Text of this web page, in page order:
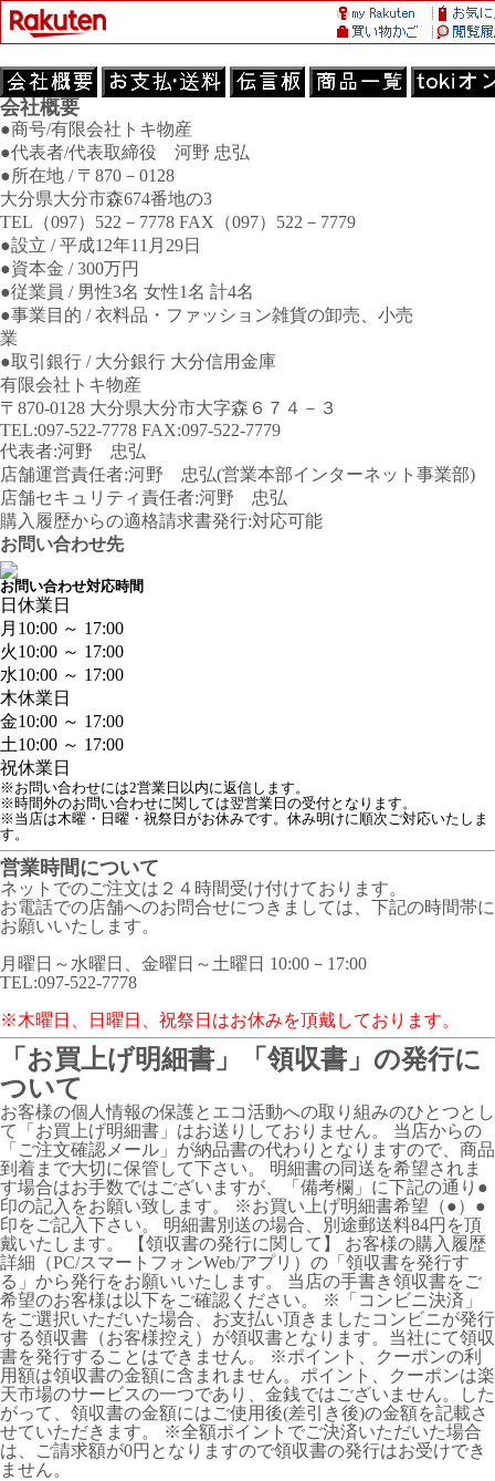
会社概要
●商号/有限会社トキ物産
●代表者/代表取締役 河野 忠弘
●所在地 / 〒870－0128
大分県大分市森674番地の3
TEL（097）522－7778 FAX（097）522－7779
●設立 / 平成12年11月29日
●資本金 / 300万円
●従業員 / 男性3名 女性1名 計4名
●事業目的 / 衣料品・ファッション雑貨の卸売、小売
業
●取引銀行 / 大分銀行 大分信用金庫
有限会社トキ物産
〒870-0128 大分県大分市大字森６７４－３
TEL:097-522-7778 FAX:097-522-7779
代表者:河野 忠弘
店舗運営責任者:河野 忠弘(営業本部インターネット事業部)
店舗セキュリティ責任者:河野 忠弘
購入履歴からの適格請求書発行:対応可能
お問い合わせ先
お問い合わせ対応時間
日 休業日
月 10:00 ～ 17:00
火10:00 ～ 17:00
水10:00 ～ 17:00
木休業日
金10:00 ～ 17:00
土10:00 ～ 17:00
祝休業日
※お問い合わせには2営業日以内に返信します。
※時間外のお問い合わせに関しては翌営業日の受付となります。
※当店は木曜・日曜・祝祭日がお休みです。休み明けに順次ご対応いたしま
す。
営業時間について
ネットでのご注文は２４時間受け付けております。
お電話での店舗へのお問合せにつきましては、下記の時間帯に
お願いいたします。
月曜日～水曜日、金曜日～土曜日 10:00－17:00
TEL:097-522-7778
※木曜日、日曜日、祝祭日はお休みを頂戴しております。
「お買上げ明細書」「領収書」の発行に
ついて
お客様の個人情報の保護とエコ活動への取り組みのひとつとし
て「お買上げ明細書」はお送りしておりません。 当店からの
「ご注文確認メール」が納品書の代わりとなりますので、商品
到着まで大切に保管して下さい。 明細書の同送を希望されま
す場合はお手数ではございますが、「備考欄」に下記の通り●
印の記入をお願い致します。 ※お買い上げ明細書希望（●）●
印をご記入下さい。 明細書別送の場合、別途郵送料84円を頂
戴いたします。 【領収書の発行に関して】 お客様の購入履歴
詳細（PC/スマートフォンWeb/アプリ）の「領収書を発行す
る」から発行をお願いいたします。 当店の手書き領収書をご
希望のお客様は以下をご確認ください。 ※「コンビニ決済」
をご選択いただいた場合、お支払い頂きましたコンビニが発行
する領収書（お客様控え）が領収書となります。当社にて領収
書を発行することはできません。 ※ポイント、クーポンの利
用額は領収書の金額に含まれません。ポイント、クーポンは楽
天市場のサービスの一つであり、金銭ではございません。した
がって、領収書の金額にはご使用後(差引き後)の金額を記載さ
せていただきます。 ※全額ポイントでご決済いただいた場合
は、ご請求額が0円となりますので領収書の発行はお受けでき
ません。